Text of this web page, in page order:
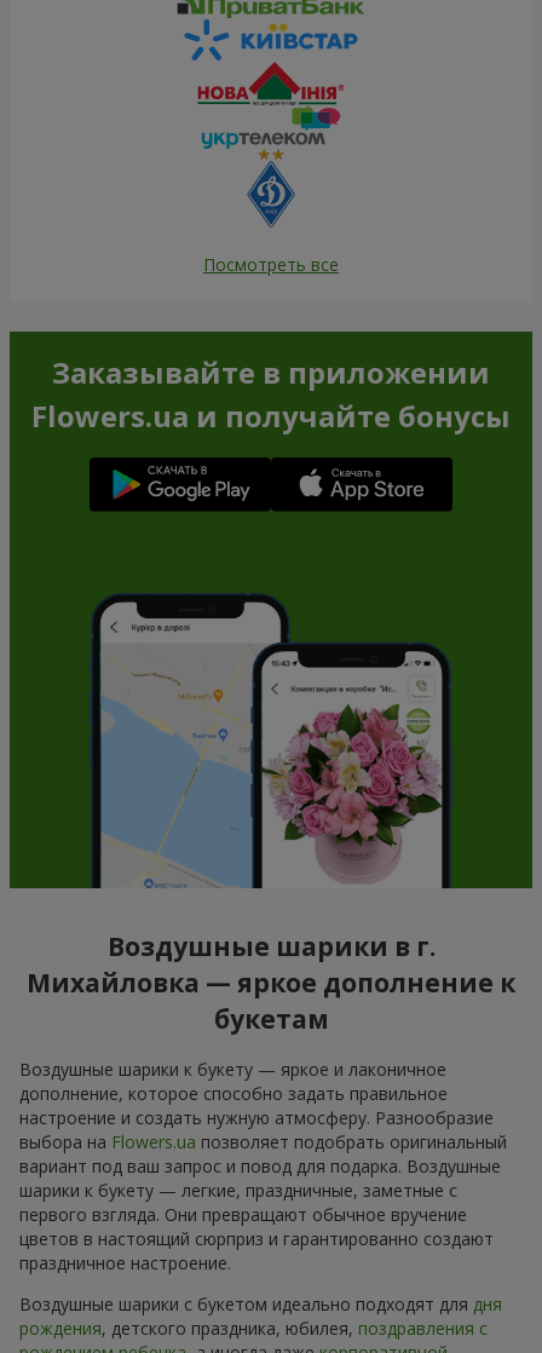
Посмотреть все
Заказывайте в приложении
Flowers.ua и получайте бонусы
Воздушные шарики в г.
Михайловка — яркое дополнение к
букетам
Воздушные шарики к букету — яркое и лаконичное
дополнение, которое способно задать правильное
настроение и создать нужную атмосферу. Разнообразие
выбора на Flowers.ua позволяет подобрать оригинальный
вариант под ваш запрос и повод для подарка. Воздушные
шарики к букету — легкие, праздничные, заметные с
первого взгляда. Они превращают обычное вручение
цветов в настоящий сюрприз и гарантированно создают
праздничное настроение.
Воздушные шарики с букетом идеально подходят для дня
рождения, детского праздника, юбилея, поздравления с